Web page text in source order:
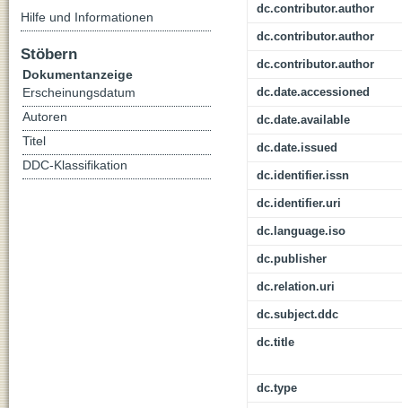
dc.contributor.author
dc.contributor.author
dc.contributor.author
dc.date.accessioned
dc.date.available
dc.date.issued
dc.identifier.issn
dc.identifier.uri
dc.language.iso
dc.publisher
dc.relation.uri
dc.subject.ddc
dc.title
dc.type
Hilfe und Informationen
Stöbern
Dokumentanzeige
Erscheinungsdatum
Autoren
Titel
DDC-Klassifikation